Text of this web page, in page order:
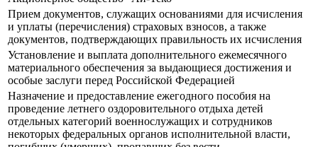
Прием документов, служащих основаниями для исчисления
и уплаты (перечисления) страховых взносов, а также
документов, подтверждающих правильность их исчисления
Установление и выплата дополнительного ежемесячного
материального обеспечения за выдающиеся достижения и
особые заслуги перед Российской Федерацией
Назначение и предоставление ежегодного пособия на
проведение летнего оздоровительного отдыха детей
отдельных категорий военнослужащих и сотрудников
некоторых федеральных органов исполнительной власти,